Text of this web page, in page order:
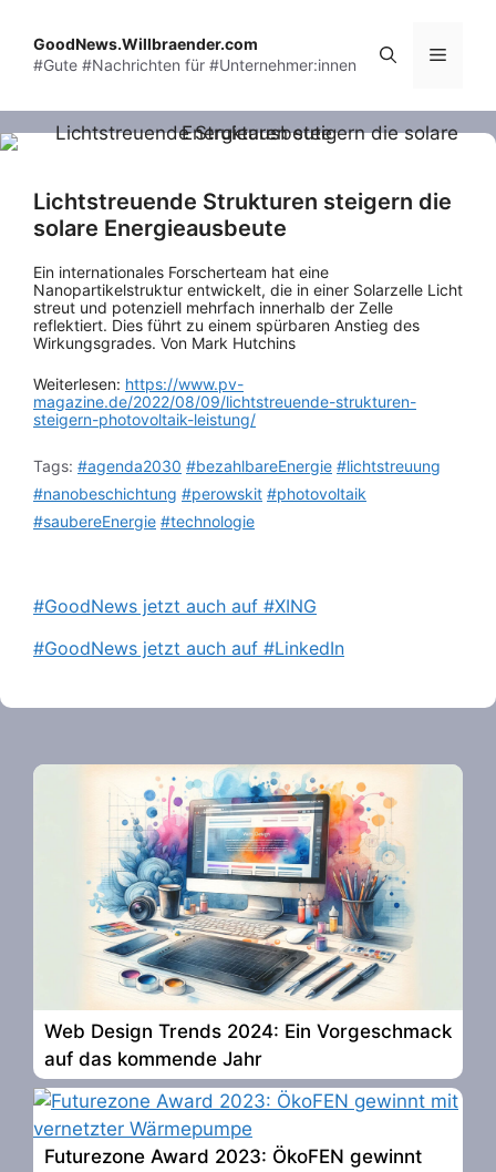
content
GoodNews.Willbraender.com
#Gute #Nachrichten für #Unternehmer:innen
Menu
Lichtstreuende Strukturen steigern die
solare Energieausbeute
Ein internationales Forscherteam hat eine
Nanopartikelstruktur entwickelt, die in einer Solarzelle Licht
streut und potenziell mehrfach innerhalb der Zelle
reflektiert. Dies führt zu einem spürbaren Anstieg des
Wirkungsgrades. Von Mark Hutchins
Weiterlesen: https://www.pv-
magazine.de/2022/08/09/lichtstreuende-strukturen-
steigern-photovoltaik-leistung/
Tags: #agenda2030 #bezahlbareEnergie #lichtstreuung
#nanobeschichtung #perowskit #photovoltaik
#saubereEnergie #technologie
#GoodNews jetzt auch auf #XING
#GoodNews jetzt auch auf #LinkedIn
Web Design Trends 2024: Ein Vorgeschmack
auf das kommende Jahr
Futurezone Award 2023: ÖkoFEN gewinnt